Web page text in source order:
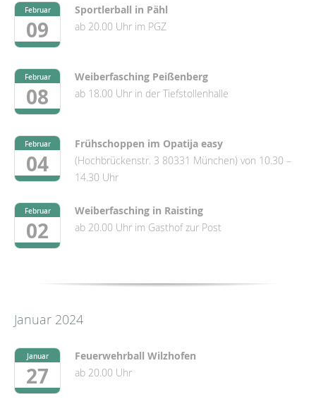
Februar
09
Sportlerball in Pähl
ab 20.00 Uhr im PGZ
Februar
08
Weiberfasching Peißenberg
ab 18.00 Uhr in der Tiefstollenhalle
Februar
04
Frühschoppen im Opatija easy
(Hochbrückenstr. 3 80331 München) von 10.30 –
14.30 Uhr
Februar
02
Weiberfasching in Raisting
ab 20.00 Uhr im Gasthof zur Post
Januar 2024
Januar
27
Feuerwehrball Wilzhofen
ab 20.00 Uhr